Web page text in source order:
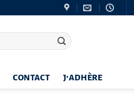
CONTACT J’ADHÈRE